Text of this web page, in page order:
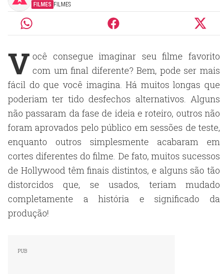
FILMES FILMES
V ocê consegue imaginar seu filme favorito
com um final diferente? Bem, pode ser mais
fácil do que você imagina. Há muitos longas que
poderiam ter tido desfechos alternativos. Alguns
não passaram da fase de ideia e roteiro, outros não
foram aprovados pelo público em sessões de teste,
enquanto outros simplesmente acabaram em
cortes diferentes do filme. De fato, muitos sucessos
de Hollywood têm finais distintos, e alguns são tão
distorcidos que, se usados, teriam mudado
completamente a história e significado da
produção!